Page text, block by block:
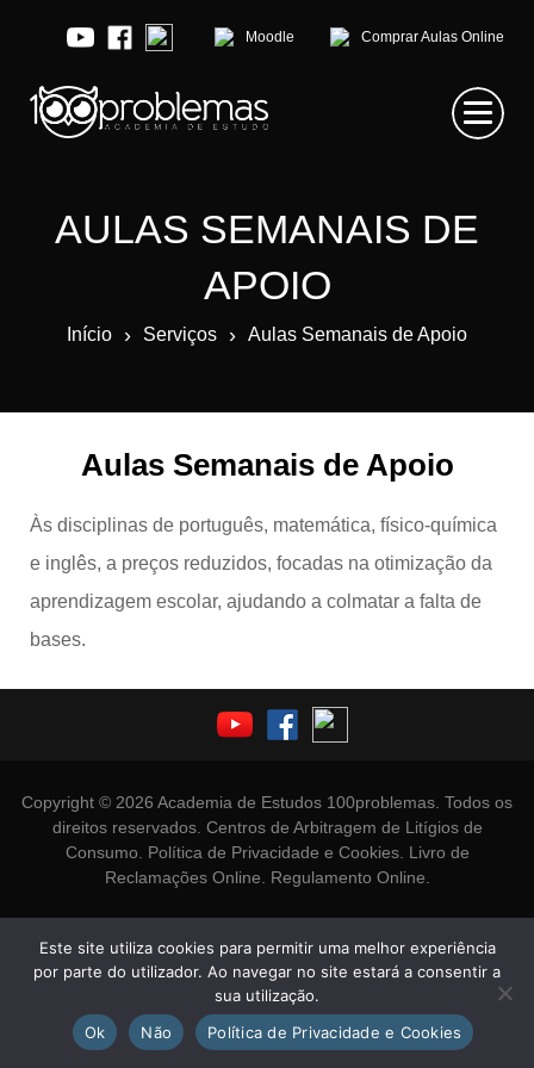
Moodle Comprar Aulas Online
AULAS SEMANAIS DE
APOIO
Início › Serviços › Aulas Semanais de Apoio
Aulas Semanais de Apoio
Às disciplinas de português, matemática, físico-química
e inglês, a preços reduzidos, focadas na otimização da
aprendizagem escolar, ajudando a colmatar a falta de
bases.
Copyright © 2026 Academia de Estudos 100problemas. Todos os
direitos reservados. Centros de Arbitragem de Litígios de
Consumo
Política de Privacidade e Cookies. Livro de
Reclamações Online
Regulamento Online
Este site utiliza cookies para permitir uma melhor experiência
por parte do utilizador. Ao navegar no site estará a consentir a
sua utilização.
Ok
Não Política de Privacidade e Cookies